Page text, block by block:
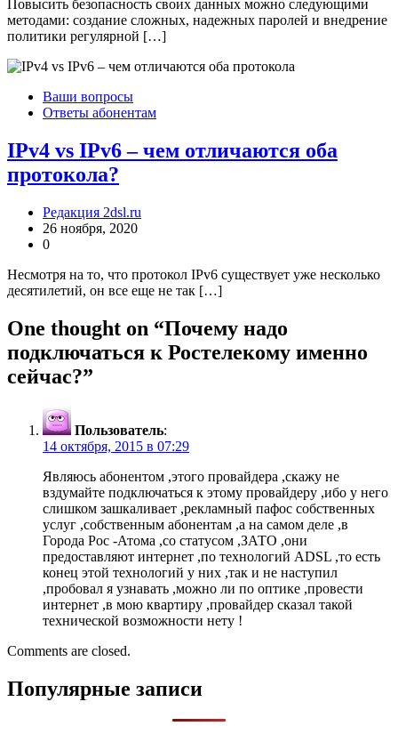
Повысить безопасность своих данных можно следующими
методами: создание сложных, надежных паролей и внедрение
политики регулярной […]
Ваши вопросы
Ответы абонентам
IPv4 vs IPv6 – чем отличаются оба
протокола?
Редакция 2dsl.ru
26 ноября, 2020
0
Несмотря на то, что протокол IPv6 существует уже несколько
десятилетий, он все еще не так […]
One thought on “Почему надо
подключаться к Ростелекому именно
сейчас?”
Пользователь:
14 октября, 2015 в 07:29
Являюсь абонентом ,этого провайдера ,скажу не
вздумайте подключаться к этому провайдеру ,ибо у него
слишком зашкаливает ,рекламный пафос собственных
услуг ,собственным абонентам ,а на самом деле ,в
Города Рос -Атома ,со статусом ,ЗАТО ,они
предоставляют интернет ,по технологий ADSL ,то есть
конец этой технологий у них ,так и не наступил
,пробовал я узнавать ,можно ли по оптике ,провести
интернет ,в мою квартиру ,провайдер сказал такой
технической возможности нету !
Comments are closed.
Популярные записи